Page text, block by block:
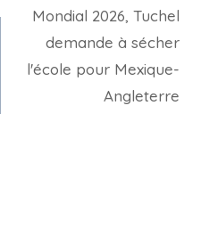
Mondial 2026, Tuchel
demande à sécher
l'école pour Mexique-
Angleterre